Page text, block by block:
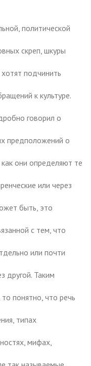
политической
скреп, шкуры
хотят подчинить
к культуре.
говорил о
предположений о
они определяют те
или через
быть, это
с тем, что
или почти
другой. Таким
понятно, что речь
типах
мифах,